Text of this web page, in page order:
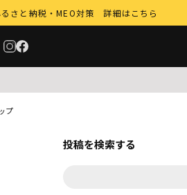
さと納税・MEO対策 詳細はこちら
プ
投稿を検索する